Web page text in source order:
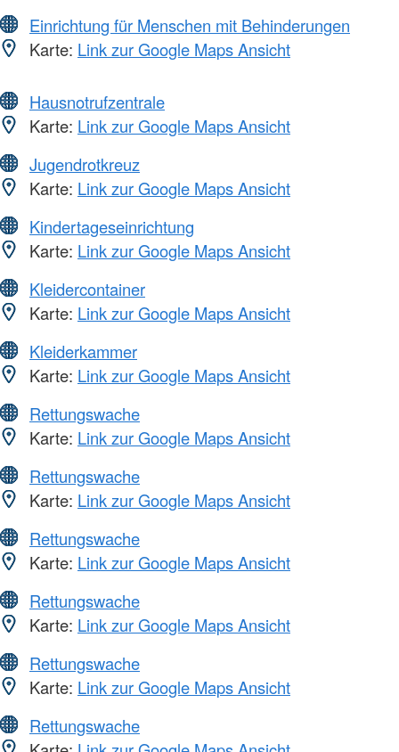
Einrichtung für Menschen mit Behinderungen
Karte: Link zur Google Maps Ansicht
Hausnotrufzentrale
Karte: Link zur Google Maps Ansicht
Jugendrotkreuz
Karte: Link zur Google Maps Ansicht
Kindertageseinrichtung
Karte: Link zur Google Maps Ansicht
Kleidercontainer
Karte: Link zur Google Maps Ansicht
Kleiderkammer
Karte: Link zur Google Maps Ansicht
Rettungswache
Karte: Link zur Google Maps Ansicht
Rettungswache
Karte: Link zur Google Maps Ansicht
Rettungswache
Karte: Link zur Google Maps Ansicht
Rettungswache
Karte: Link zur Google Maps Ansicht
Rettungswache
Karte: Link zur Google Maps Ansicht
Rettungswache